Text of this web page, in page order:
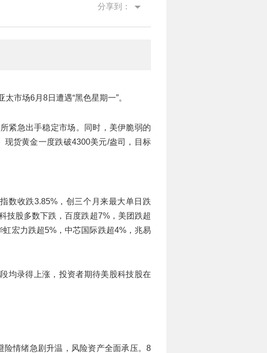
分享到：
市场6月8日遭遇“黑色星期一”。
紧急出手稳定市场。同时，美伊脆弱的
货黄金一度跌破4300美元/盎司，目标
数收跌3.85%，创三个月来最大单日跌
技股多数下跌，百度跌超7%，美团跌超
宏力跌超5%，中芯国际跌超4%，兆易
均录得上涨，投资者期待美股科技股在
情绪急剧升温，风险资产全面承压。8